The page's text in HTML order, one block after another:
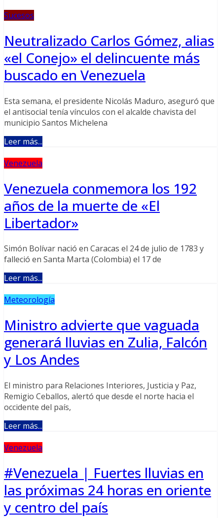
Sucesos
Neutralizado Carlos Gómez, alias
«el Conejo» el delincuente más
buscado en Venezuela
Esta semana, el presidente Nicolás Maduro, aseguró que
el antisocial tenía vínculos con el alcalde chavista del
municipio Santos Michelena
Leer más...
Venezuela
Venezuela conmemora los 192
años de la muerte de «El
Libertador»
Simón Bolívar nació en Caracas el 24 de julio de 1783 y
falleció en Santa Marta (Colombia) el 17 de
Leer más...
Meteorología
Ministro advierte que vaguada
generará lluvias en Zulia, Falcón
y Los Andes
El ministro para Relaciones Interiores, Justicia y Paz,
Remigio Ceballos, alertó que desde el norte hacia el
occidente del país,
Leer más...
Venezuela
#Venezuela | Fuertes lluvias en
las próximas 24 horas en oriente
y centro del país